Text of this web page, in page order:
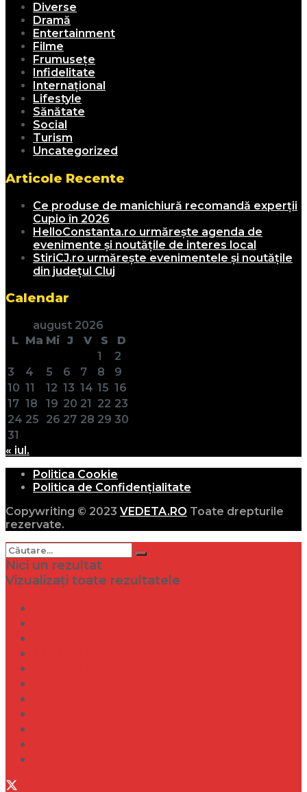
Diverse
Dramă
Entertainment
Filme
Frumusețe
Infidelitate
Internațional
Lifestyle
Sănătate
Social
Turism
Uncategorized
Articole Recente
Ce produse de manichiură recomandă experții
Cupio în 2026
HelloConstanta.ro urmărește agenda de
evenimente și noutățile de interes local
StiriCJ.ro urmărește evenimentele și noutățile
din județul Cluj
Calendar
august 2026
L Ma Mi J V S
D
1
2
3
4 5 6 7 8
9
10 11 12 13 14 15 16
17 18 19 20 21 22 23
24 25 26 27 28 29 30
31
« iul.
Politica Cookie
Politica de Confidențialitate
Copywriting © 2023 VEDETA.RO Toate drepturile
rezervate.
Nici un rezultat
Vizualizați toate rezultatele